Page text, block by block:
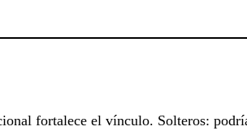
fortalece el vínculo. Solteros: